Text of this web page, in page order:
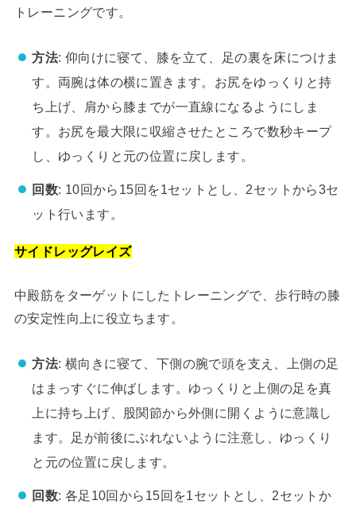
トレーニングです。
方法: 仰向けに寝て、膝を立て、足の裏を床につけま
す。両腕は体の横に置きます。お尻をゆっくりと持
ち上げ、肩から膝までが一直線になるようにしま
す。お尻を最大限に収縮させたところで数秒キープ
し、ゆっくりと元の位置に戻します。
回数: 10回から15回を1セットとし、2セットから3セ
ット行います。
サイドレッグレイズ
中殿筋をターゲットにしたトレーニングで、歩行時の膝
の安定性向上に役立ちます。
方法: 横向きに寝て、下側の腕で頭を支え、上側の足
はまっすぐに伸ばします。ゆっくりと上側の足を真
上に持ち上げ、股関節から外側に開くように意識し
ます。足が前後にぶれないように注意し、ゆっくり
と元の位置に戻します。
回数: 各足10回から15回を1セットとし、2セットか